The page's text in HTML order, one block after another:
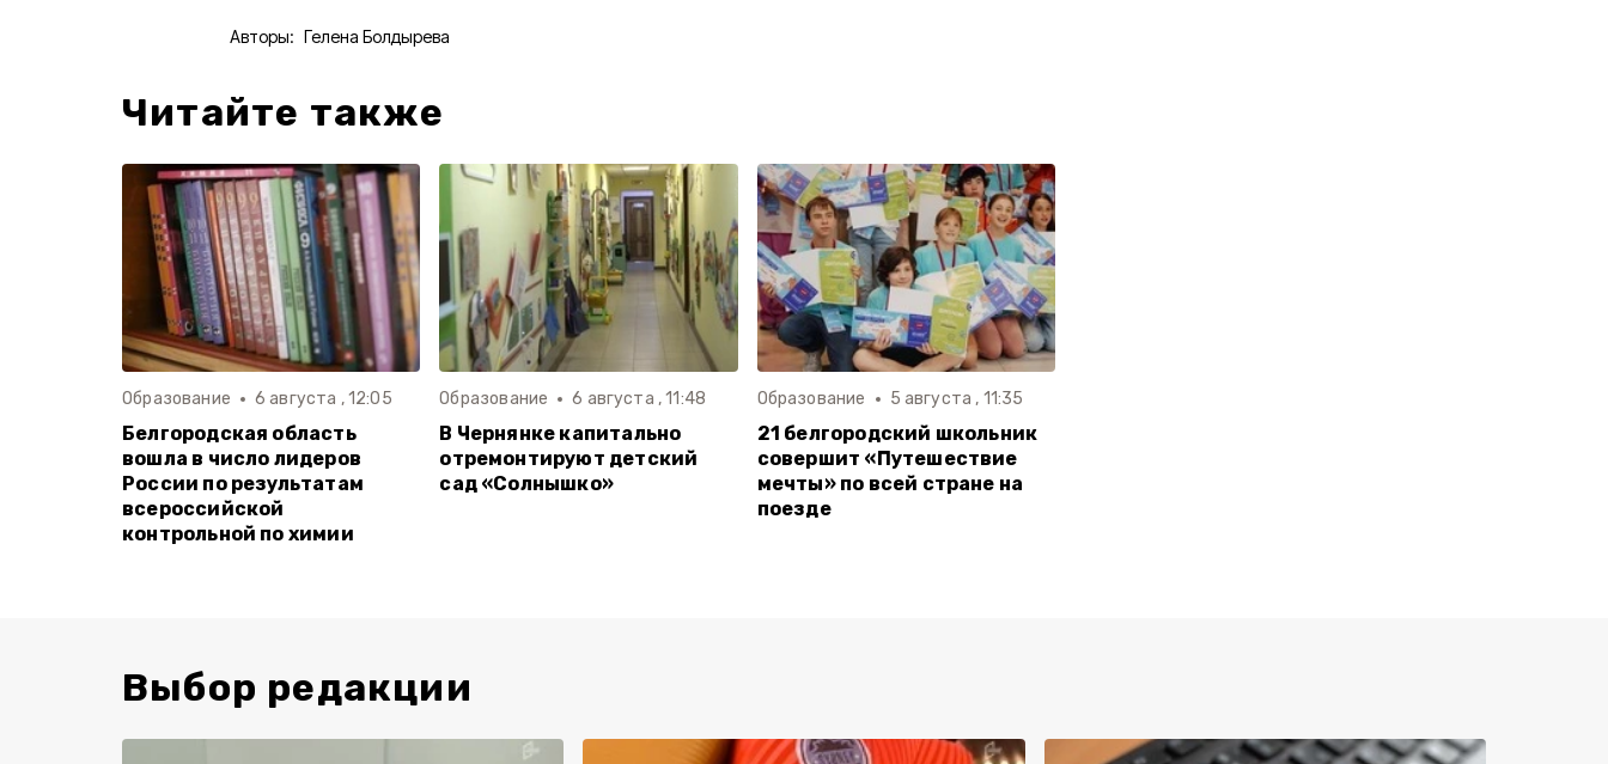
Авторы: Гелена Болдырева
Читайте также
Образование 6 августа , 12:05
Белгородская область
вошла в число лидеров
России по результатам
всероссийской
контрольной по химии
Образование 6 августа , 11:48
В Чернянке капитально
отремонтируют детский
сад «Солнышко»
Образование 5 августа , 11:35
21 белгородский школьник
совершит «Путешествие
мечты» по всей стране на
поезде
Выбор редакции